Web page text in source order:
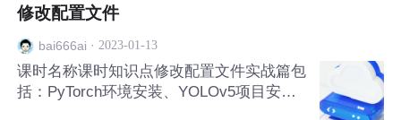
修改配置文件
bai666ai · 2023-01-13
课时名称课时知识点修改配置文件实战篇包
括：PyTorch环境安装、YOLOv5项目安